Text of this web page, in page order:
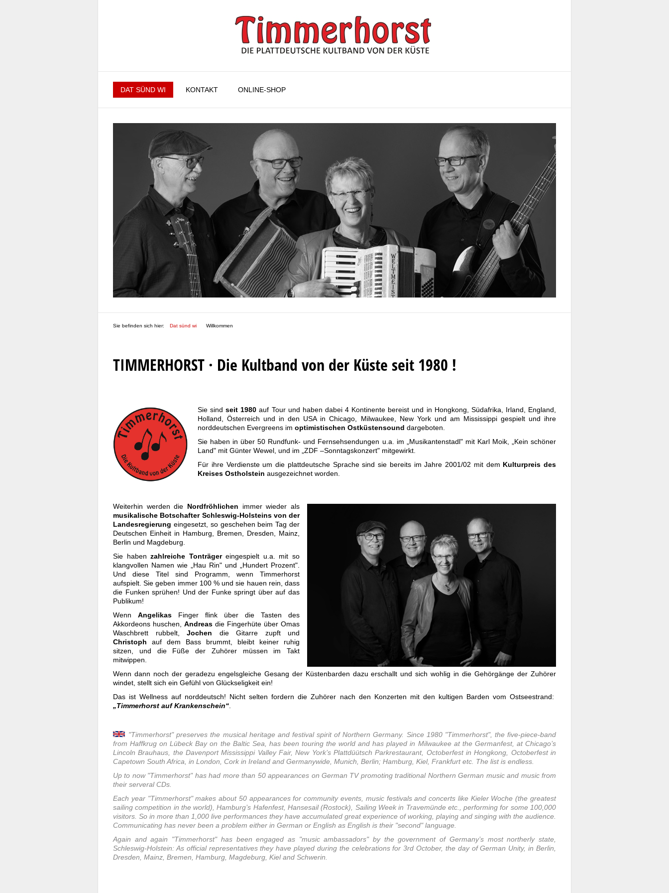
DAT SÜND WI KONTAKT ONLINE-SHOP
Sie befinden sich hier: Dat sünd wi Willkommen
TIMMERHORST · Die Kultband von der Küste seit 1980 !
Sie sindseit 1980 auf Tour und haben dabei 4 Kontinente bereist und in Hongkong, Südafrika, Irland, England,
Holland, Österreich und in den USA in Chicago, Milwaukee, New York und am Mississippi gespielt und ihre
norddeutschen Evergreens im optimistischen Ostküstensound dargeboten.
Sie haben in über 50 Rundfunk- und Fernsehsendungen u.a. im „Musikantenstadl" mit Karl Moik, „Kein schöner
Land" mit Günter Wewel, und im „ZDF –Sonntagskonzert" mitgewirkt.
Für ihre Verdienste um die plattdeutsche Sprache sind sie bereits im Jahre 2001/02 mit dem Kulturpreis des
Kreises Ostholstein ausgezeichnet worden.
Weiterhin werden die Nordfröhlichen immer wieder als
musikalische Botschafter Schleswig-Holsteins von der
Landesregierung eingesetzt, so geschehen beim Tag der
Deutschen Einheit in Hamburg, Bremen, Dresden, Mainz,
Berlin und Magdeburg.
Sie habenzahlreiche Tonträger eingespielt u.a. mit so
klangvollen Namen wie „Hau Rin" und „Hundert Prozent".
Und diese Titel sind Programm, wenn Timmerhorst
aufspielt. Sie geben immer 100 % und sie hauen rein, dass
die Funken sprühen! Und der Funke springt über auf das
Publikum!
Wenn Angelikas Finger flink über die Tasten des
Akkordeons huschen, Andreas die Fingerhüte über Omas
Waschbrett rubbelt, Jochen die Gitarre zupft und
Christoph auf dem Bass brummt, bleibt keiner ruhig
sitzen, und die Füße der Zuhörer müssen im Takt
mitwippen.
Wenn dann noch der geradezu engelsgleiche Gesang der Küstenbarden dazu erschallt und sich wohlig in die Gehörgänge der Zuhörer
windet, stellt sich ein Gefühl von Glückseligkeit ein!
Das ist Wellness auf norddeutsch! Nicht selten fordern die Zuhörer nach den Konzerten mit den kultigen Barden vom Ostseestrand:
„Timmerhorst auf Krankenschein“.
"Timmerhorst" preserves the musical heritage and festival spirit of Northern Germany. Since 1980 "Timmerhorst", the five-piece-band
from Haffkrug on Lübeck Bay on the Baltic Sea, has been touring the world and has played in Milwaukee at the Germanfest, at Chicago’s
Lincoln Brauhaus, the Davenport Mississippi Valley Fair, New York’s Plattdüütsch Parkrestaurant, Octoberfest in Hongkong, Octoberfest in
Capetown South Africa, in London, Cork in Ireland and Germanywide, Munich, Berlin; Hamburg, Kiel, Frankfurt etc. The list is endless.
Up to now "Timmerhorst" has had more than 50 appearances on German TV promoting traditional Northern German music and music from
their serveral CDs.
Each year "Timmerhorst" makes about 50 appearances for community events, music festivals and concerts like Kieler Woche (the greatest
sailing competition in the world), Hamburg’s Hafenfest, Hansesail (Rostock), Sailing Week in Travemünde etc., performing for some 100,000
visitors. So in more than 1,000 live performances they have accumulated great experience of working, playing and singing with the audience.
Communicating has never been a problem either in German or English as English is their "second" language.
Again and again "Timmerhorst" has been engaged as "music ambassadors" by the government of Germany’s most northerly state,
Schleswig-Holstein: As official representatives they have played during the celebrations for 3rd October, the day of German Unity, in Berlin,
Dresden, Mainz, Bremen, Hamburg, Magdeburg, Kiel and Schwerin.